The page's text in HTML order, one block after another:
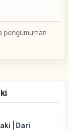
pengumuman
| Dari